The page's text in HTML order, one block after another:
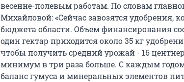
весенне-полевым работам. По словам
Михайловой: «Сейчас завозятся удобрения,
бюджета области. Объем финансирования
один гектар приходится около 35 кг
чтобы получить средний урожай - 16
минимум в три раза больше. С каждым
баланс гумуса и минеральных элементов